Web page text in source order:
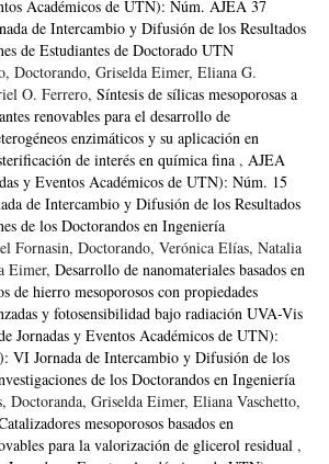
Académicos de UTN): Núm. AJEA 37
de Intercambio y Difusión de los Resultados
de Estudiantes de Doctorado UTN
Doctorando, Griselda Eimer, Eliana G.
O. Ferrero, Síntesis de sílicas mesoporosas a
renovables para el desarrollo de
enzimáticos y su aplicación en
de interés en química fina , AJEA
y Eventos Académicos de UTN): Núm. 15
de Intercambio y Difusión de los Resultados
de los Doctorandos en Ingeniería
Fornasin, Doctorando, Verónica Elías, Natalia
Eimer, Desarrollo de nanomateriales basados en
de hierro mesoporosos con propiedades
y fotosensibilidad bajo radiación UVA-Vis
Jornadas y Eventos Académicos de UTN):
VI Jornada de Intercambio y Difusión de los
de los Doctorandos en Ingeniería
Doctoranda, Griselda Eimer, Eliana Vaschetto,
mesoporosos basados en
para la valorización de glicerol residual ,